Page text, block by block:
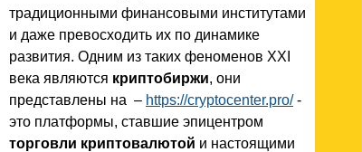
традиционными финансовыми институтами
и даже превосходить их по динамике
развития. Одним из таких феноменов XXI
века являются криптобиржи, они
представлены на – https://cryptocenter.pro/-
это платформы, ставшие эпицентром
торговли криптовалютой и настоящими